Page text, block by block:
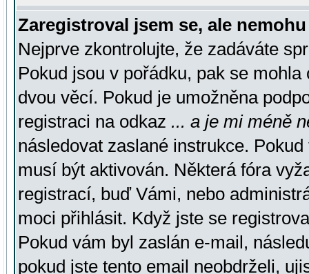
Zaregistroval jsem se, ale
Nejprve zkontrolujte, že zadáváte
Pokud jsou v pořádku, pak se
dvou věcí. Pokud je umožněna
registraci na odkaz ... a je mi méně
následovat zaslané instrukce.
musí být aktivován. Některá fóra
registrací, buď Vámi, nebo
moci přihlásit. Když jste se
Pokud vám byl zaslán e-mail,
pokud jste tento email neobdrželi,